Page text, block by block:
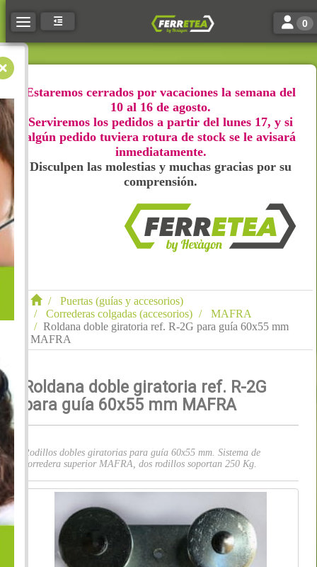
Toggle navigation Toggle
0
Estaremos cerrados por vacaciones la semana del
10 al 16 de agosto.
Serviremos los pedidos a partir del lunes 17, y si
algún pedido tuviera rotura de stock se le avisará
inmediatamente.
Disculpen las molestias y muchas gracias por su
comprensión.
Puertas (guías y accesorios)
Correderas colgadas (accesorios)
MAFRA
Roldana doble giratoria ref. R-2G para guía 60x55 mm
MAFRA
Roldana doble giratoria ref. R-2G
para guía 60x55 mm MAFRA
Rodillos dobles giratorias para guía 60x55 mm. Sistema de
corredera superior MAFRA, dos rodillos soportan 250 Kg.